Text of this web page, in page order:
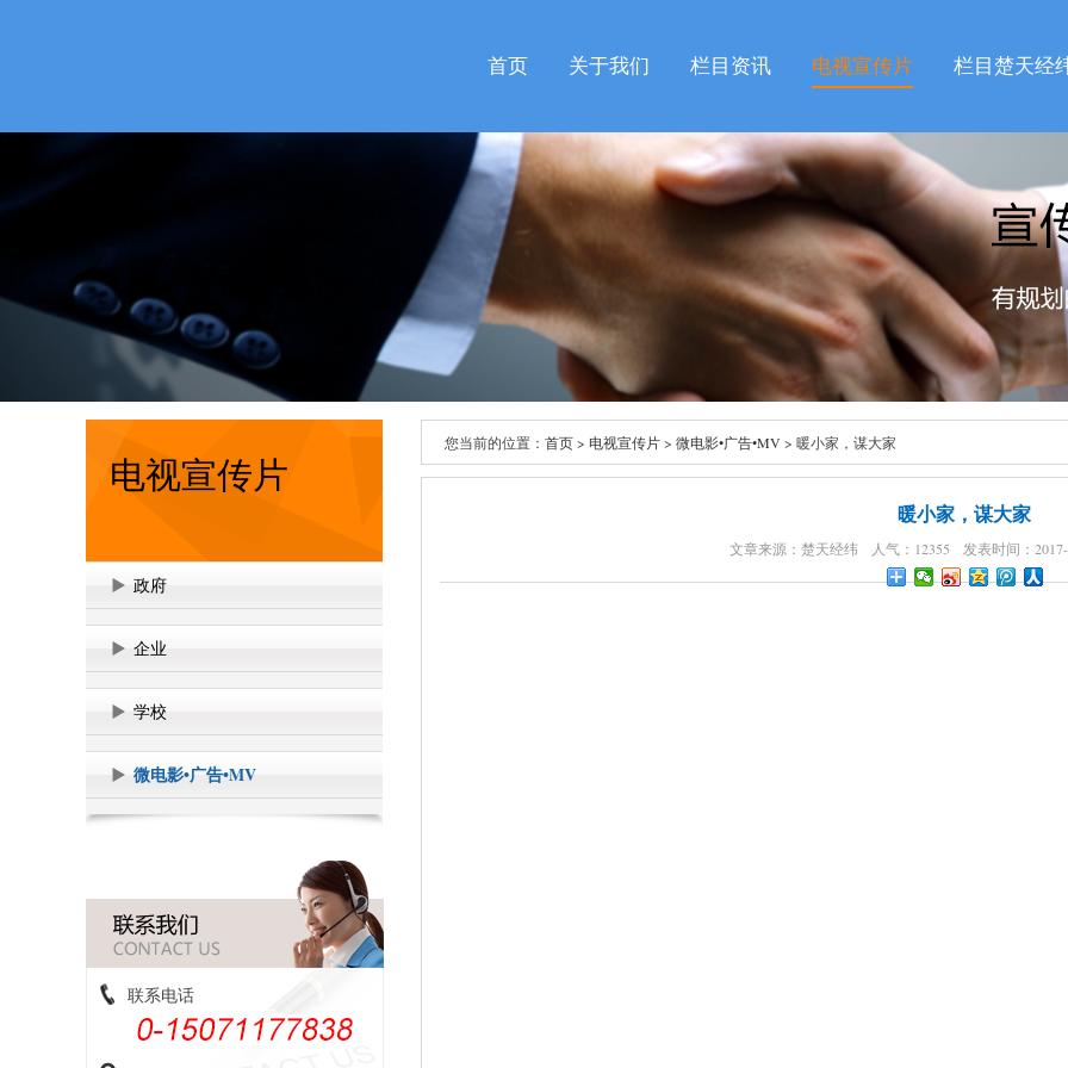
首页 关于我们 栏目资讯 电视宣传片 栏目楚天经
电视宣传片
政府
企业
学校
微电影•广告•MV
联系电话
您当前的位置： 首页> 电视宣传片> 微电影•广告•MV > 暖小家，谋大家
暖小家，谋大家
文章来源：楚天经纬 人气：12355 发表时间：2017-